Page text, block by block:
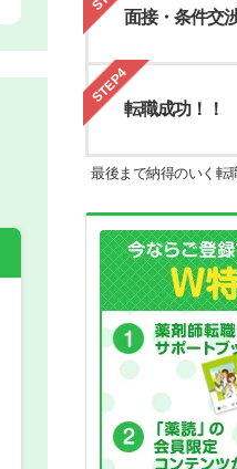
希望の働き方
正
パート(
面接・条件交
STEP4
転職成功！！
最後まで納得のいく転